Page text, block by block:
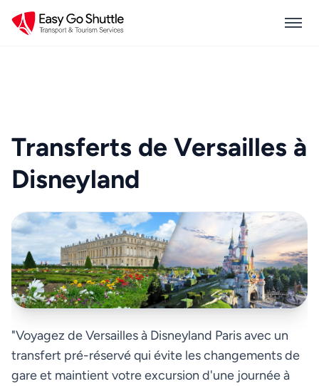
Transferts de Versailles à
Disneyland
"Voyagez de Versailles à Disneyland Paris avec un
transfert pré-réservé qui évite les changements de
gare et maintient votre excursion d'une journée à